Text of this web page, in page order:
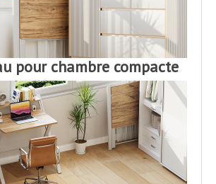
pour chambre compacte